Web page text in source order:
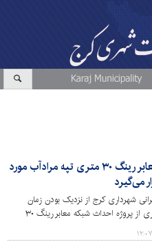
پروژه شبکه معابر رینگ ۳۰ متری تپه مرادآب مورد
می‌گیرد
شهرداری کرج از نزدیک بودن زمان
تکمیل و بهره‌برداری از پروژه احداث شبکه معابر رینگ ۳۰